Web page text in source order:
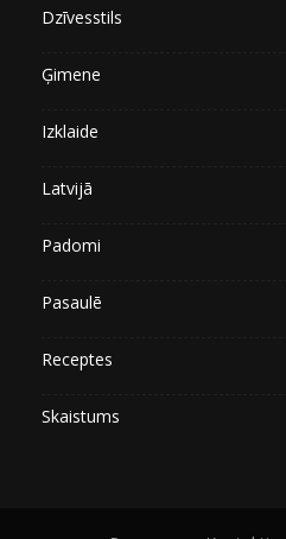
Dzīvesstils
Ģimene
Izklaide
Latvijā
Padomi
Pasaulē
Receptes
Skaistums